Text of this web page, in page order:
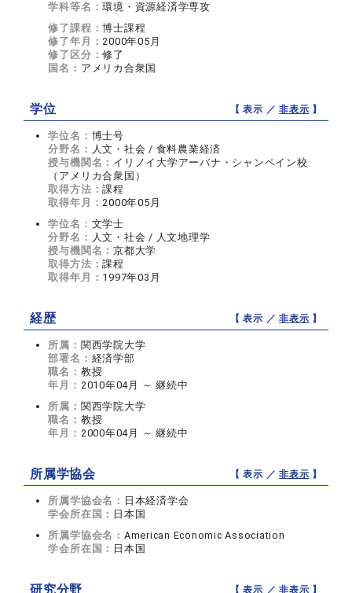
学科等名：環境・資源経済学専攻
修了課程：博士課程
修了年月：2000年05月
修了区分：修了
国名： アメリカ合衆国
学位 【 表示 ／非表示 】
学位名： 博士号
分野名： 人文・社会 / 食料農業経済
授与機関名： イリノイ大学アーバナ・シャンペイン校
（アメリカ合衆国）
取得方法：課程
取得年月：2000年05月
学位名： 文学士
分野名： 人文・社会 / 人文地理学
授与機関名：京都大学
取得方法：課程
取得年月： 1997年03月
経歴 【 表示 ／非表示 】
所属： 関西学院大学
部署名： 経済学部
職名： 教授
年月： 2010年04月 ～ 継続中
所属： 関西学院大学
職名： 教授
年月： 2000年04月 ～ 継続中
所属学協会 【 表示 ／非表示 】
所属学協会名： 日本経済学会
学会所在国： 日本国
所属学協会名： American Economic Association
学会所在国： 日本国
研究分野 【 表示 ／非表示 】